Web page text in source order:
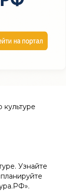
Узнайте